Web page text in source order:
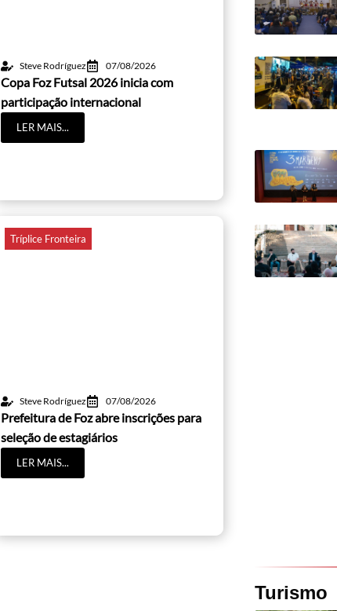
Steve Rodríguez 07/08/2026
Copa Foz Futsal 2026 inicia com
participação internacional
LER MAIS...
Tríplice Fronteira
Steve Rodríguez 07/08/2026
Prefeitura de Foz abre inscrições para
seleção de estagiários
LER MAIS...
Turismo